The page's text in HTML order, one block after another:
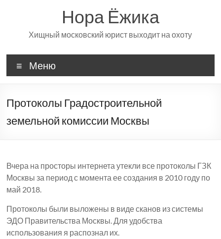
Нора Ёжика
Хищный московский юрист выходит на охоту
Меню
Протоколы Градостроительной
земельной комиссии Москвы
Вчера на просторы интернета утекли все протоколы ГЗК
Москвы за период с момента ее создания в 2010 году по
май 2018.
Протоколы были выложены в виде сканов из системы
ЭДО Правительства Москвы. Для удобства
использования я распознал их.